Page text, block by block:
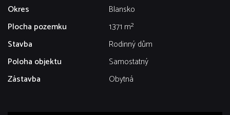
Okres
Blansko
Plocha pozemku
1.371 m²
Stavba
Rodinný dům
Poloha objektu
Samostatný
Zástavba
Obytná